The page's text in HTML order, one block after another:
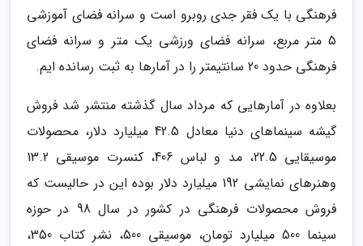
فرهنگی با یک فقر جدی روبرو است و سرانه فضای آموزشی
5 متر مربع، سرانه فضای ورزشی یک متر و سرانه فضای
فرهنگی حدود 20 سانتیمتر را در آمارها به ثبت رسانده ایم.
بعلاوه در آمارهایی که مرداد سال گذشته منتشر شد فروش
گیشه سینماهای دنیا معادل 42.5 میلیارد دلار، محصولات
موسیقایی 22.5، مد و لباس 406، کنسرت موسیقی 13.2
وهنرهای نمایشی 192 میلیارد دلار بوده این در حالیست که
فروش محصولات فرهنگی در کشور در سال 98 در حوزه
سینما 500 میلیارد تومان، موسیقی 500، نشر کتاب 350،